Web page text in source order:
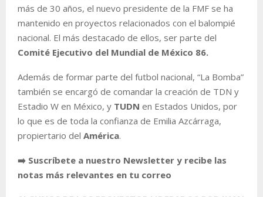
más de 30 años, el nuevo presidente de la FMF se ha
mantenido en proyectos relacionados con el balompié
nacional. El más destacado de ellos, ser parte del
Comité Ejecutivo del Mundial de México 86.
Además de formar parte del futbol nacional, “La Bomba”
también se encargó de comandar la creación de TDN y
Estadio W en México, y TUDN en Estados Unidos, por
lo que es de toda la confianza de Emilia Azcárraga,
propiertario del América.
➡️ Suscríbete a nuestro Newsletter y recibe las
notas más relevantes en tu correo